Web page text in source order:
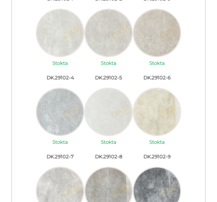
Stokta Stokta Stokta
DK.29102-4
Stokta
DK.29102-5
Stokta
DK.29102-6
Stokta
DK.29102-7 DK.29102-8 DK.29102-9